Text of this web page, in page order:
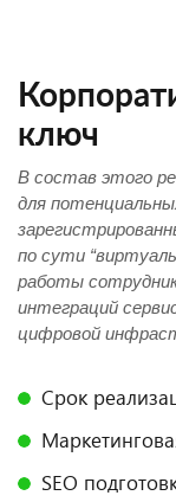
ключ
В состав этого
для
по сути
работы
интеграций
цифровой
Срок
SEO